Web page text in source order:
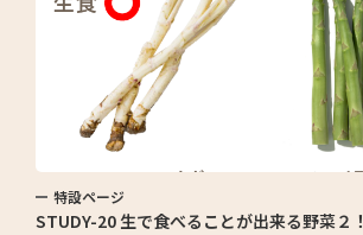
特設ページ
STUDY-20 生で食べることが出来る野菜２！